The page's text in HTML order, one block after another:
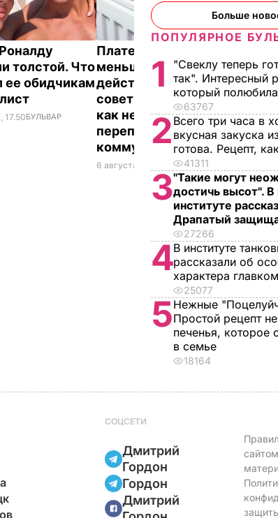
толстой. Что
ее обидчикам
17.50БУЛЬВАР
Платежки станут
меньше –
действенные
советы "без воды",
как не
переплачивать за
коммуналку
6 августа, 17.17 БУЛЬВАР
самом
летие
Гарри
6
Больше
ПОПУЛЯРНОЕ
1
"Свеклу теперь
так". Интересный
который
63767
2 Всего три часа в
вкусная закуска
готова. Рецепт,
41311
3"Такие могут
достичь высот".
институте
Драпатый
27266
4В институте
рассказали об
характера
25077
5Нежные
Простой рецепт
печенья, которое
в семье
18164
СОЦСЕТИ
Дмитрий
Гордон
Гордон
Дмитрий